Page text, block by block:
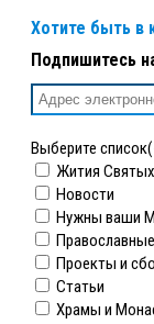
Хотите быть в
Подпишитесь
Выберите
Жития Святых
Новости
Нужны ваши
Проекты и
Статьи
Храмы и